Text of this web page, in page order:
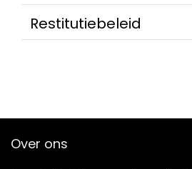
Restitutiebeleid
Over ons